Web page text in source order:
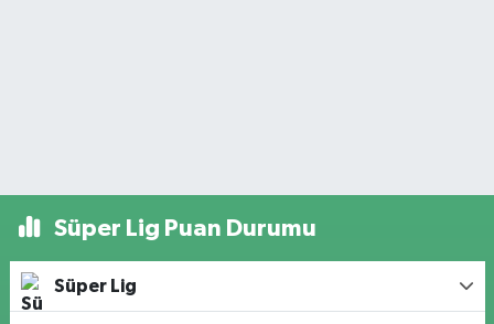
Süper Lig Puan Durumu
Süper Lig